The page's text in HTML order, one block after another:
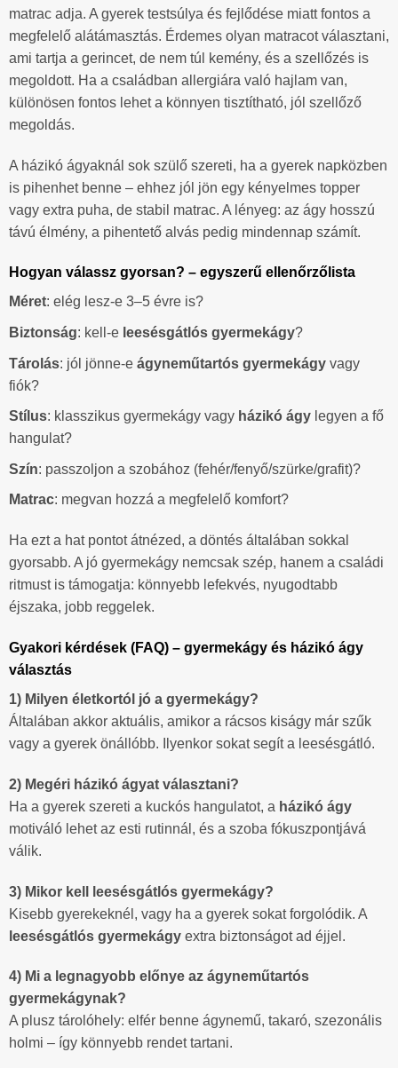
matrac adja. A gyerek testsúlya és fejlődése miatt fontos a
megfelelő alátámasztás. Érdemes olyan matracot választani,
ami tartja a gerincet, de nem túl kemény, és a szellőzés is
megoldott. Ha a családban allergiára való hajlam van,
különösen fontos lehet a könnyen tisztítható, jól szellőző
megoldás.
A házikó ágyaknál sok szülő szereti, ha a gyerek napközben
is pihenhet benne – ehhez jól jön egy kényelmes topper
vagy extra puha, de stabil matrac. A lényeg: az ágy hosszú
távú élmény, a pihentető alvás pedig mindennap számít.
Hogyan válassz gyorsan? – egyszerű ellenőrzőlista
Méret: elég lesz-e 3–5 évre is?
Biztonság: kell-e leesésgátlós gyermekágy?
Tárolás: jól jönne-e ágyneműtartós gyermekágy vagy
fiók?
Stílus: klasszikus gyermekágy vagy házikó ágy legyen a fő
hangulat?
Szín: passzoljon a szobához (fehér/fenyő/szürke/grafit)?
Matrac: megvan hozzá a megfelelő komfort?
Ha ezt a hat pontot átnézed, a döntés általában sokkal
gyorsabb. A jó gyermekágy nemcsak szép, hanem a családi
ritmust is támogatja: könnyebb lefekvés, nyugodtabb
éjszaka, jobb reggelek.
Gyakori kérdések (FAQ) – gyermekágy és házikó ágy
választás
1) Milyen életkortól jó a gyermekágy?
Általában akkor aktuális, amikor a rácsos kiságy már szűk
vagy a gyerek önállóbb. Ilyenkor sokat segít a leesésgátló.
2) Megéri házikó ágyat választani?
Ha a gyerek szereti a kuckós hangulatot, a házikó ágy
motiváló lehet az esti rutinnál, és a szoba fókuszpontjává
válik.
3) Mikor kell leesésgátlós gyermekágy?
Kisebb gyerekeknél, vagy ha a gyerek sokat forgolódik. A
leesésgátlós gyermekágy extra biztonságot ad éjjel.
4) Mi a legnagyobb előnye az ágyneműtartós
gyermekágynak?
A plusz tárolóhely: elfér benne ágynemű, takaró, szezonális
holmi – így könnyebb rendet tartani.